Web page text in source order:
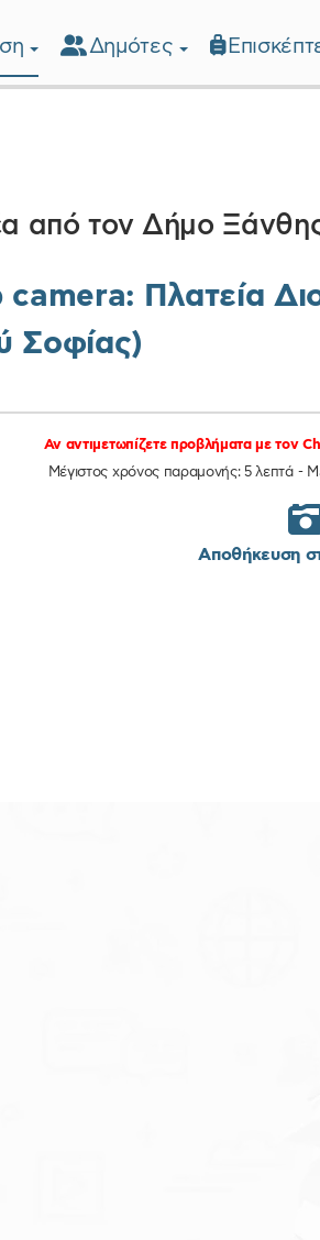
Δημότες
από τον Δήμο
Πλατεία
Σοφίας)
Αν αντιμετωπίζετε προβλήματα με τον
Μέγιστος χρόνος παραμονής: 5 λεπτά -
Αποθήκευση